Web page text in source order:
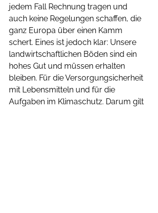
jedem Fall Rechnung tragen und
auch keine Regelungen schaffen, die
ganz Europa über einen Kamm
schert. Eines ist jedoch klar: Unsere
landwirtschaftlichen Böden sind ein
hohes Gut und müssen erhalten
bleiben. Für die Versorgungsicherheit
mit Lebensmitteln und für die
Aufgaben im Klimaschutz. Darum gilt